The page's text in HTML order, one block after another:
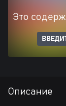
Это
Описание